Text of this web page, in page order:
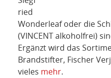
ried
Wonderleaf oder die
(VINCENT alkoholfrei)
Ergänzt wird das
Brandstifter, Fischer
vieles mehr.